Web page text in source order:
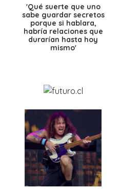
'Qué suerte que uno
sabe guardar secretos
porque si hablara,
habría relaciones que
durarían hasta hoy
mismo'